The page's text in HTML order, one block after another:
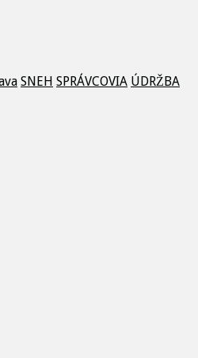
SNEH SPRÁVCOVIA ÚDRŽBA